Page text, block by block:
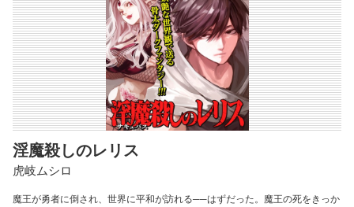
淫魔殺しのレリス
虎岐ムシロ
魔王が勇者に倒され、世界に平和が訪れる──はずだった。魔王の死をきっか